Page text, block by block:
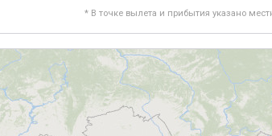
* В точке вылета и прибытия указано